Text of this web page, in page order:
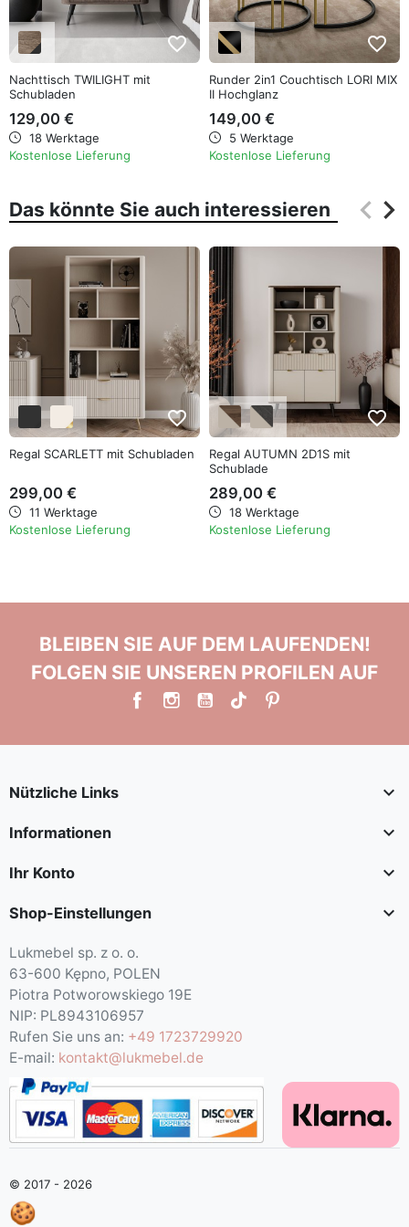
🍪
favorite_border
Nachttisch TWILIGHT mit
Schubladen
129,00 €
18 Werktage
Kostenlose Lieferung
favorite_border
Runder 2in1 Couchtisch LORI MIX
II Hochglanz
149,00 €
5 Werktage
Kostenlose Lieferung
Das könnte Sie auch interessieren keyboard_arrow_left
keyboard_arrow_right
favorite_border
Regal SCARLETT mit Schubladen
299,00 €
11 Werktage
Kostenlose Lieferung
favorite_border
Regal AUTUMN 2D1S mit
Schublade
289,00 €
18 Werktage
Kostenlose Lieferung
BLEIBEN SIE AUF DEM LAUFENDEN!
FOLGEN SIE UNSEREN PROFILEN AUF
Nützliche Links 
Informationen 
Ihr Konto 
Shop-Einstellungen 
Lukmebel sp. z o. o.
63-600 Kępno, POLEN
Piotra Potworowskiego 19E
NIP: PL8943106957
Rufen Sie uns an: +49 1723729920
E-mail: kontakt@lukmebel.de
© 2017 - 2026